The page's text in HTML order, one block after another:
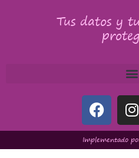
Tus datos y
Implementado